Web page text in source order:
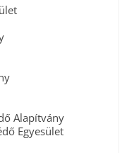
Alapítvány
Egyesület